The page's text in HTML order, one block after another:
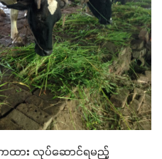
ဓိကထား လုပ်ဆောင်ရမည့်